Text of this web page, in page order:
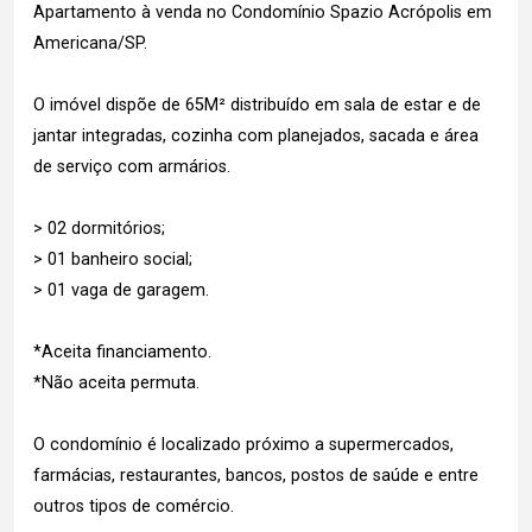
Apartamento à venda no Condomínio Spazio Acrópolis em
Americana/SP.
O imóvel dispõe de 65M² distribuído em sala de estar e de
jantar integradas, cozinha com planejados, sacada e área
de serviço com armários.
> 02 dormitórios;
> 01 banheiro social;
> 01 vaga de garagem.
*Aceita financiamento.
*Não aceita permuta.
O condomínio é localizado próximo a supermercados,
farmácias, restaurantes, bancos, postos de saúde e entre
outros tipos de comércio.